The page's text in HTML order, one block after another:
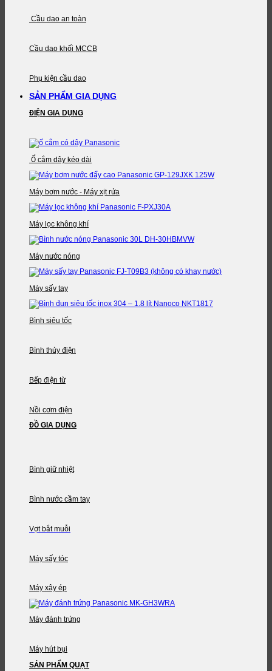
Cầu dao an toàn
Cầu dao khối MCCB
Phụ kiện cầu dao
SẢN PHẨM GIA DỤNG
ĐIỆN GIA DỤNG
Ổ cắm dây kéo dài
Máy bơm nước - Máy xịt rửa
Máy lọc không khí
Máy nước nóng
Máy sấy tay
Bình siêu tốc
Bình thủy điện
Bếp điện từ
Nồi cơm điện
ĐỒ GIA DỤNG
Bình giữ nhiệt
Bình nước cầm tay
Vợt bắt muỗi
Máy sấy tóc
Máy xây ép
Máy đánh trứng
Máy hút bụi
SẢN PHẨM QUẠT